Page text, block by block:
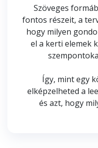
Szöveges
fontos részeit, a
hogy milyen
el a kerti elemek
Így, mint egy
elképzelheted a
és azt, hogy